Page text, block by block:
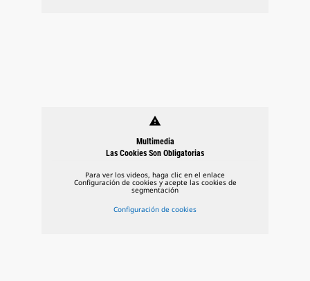
warning
Multimedia
Las Cookies Son Obligatorias
Para ver los videos, haga clic en el enlace
Configuración de cookies y acepte las cookies de
segmentación
Configuración de cookies